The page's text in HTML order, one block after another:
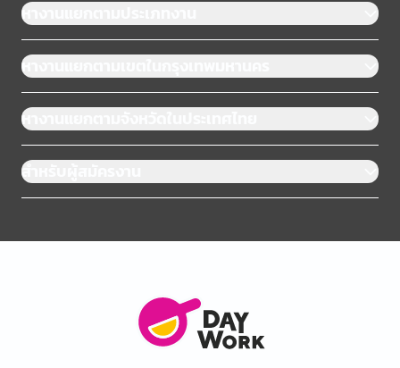
หางานแยกตามประเภทงาน
หางานแยกตามเขตในกรุงเทพมหานคร
หางานแยกตามจังหวัดในประเทศไทย
สำหรับผู้สมัครงาน